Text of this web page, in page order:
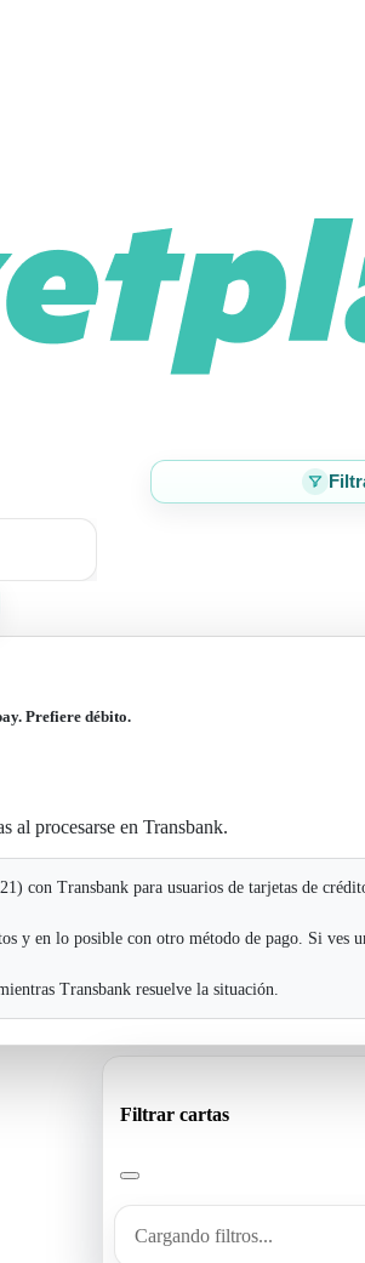
Prefiere débito.
al procesarse en Transbank.
con Transbank para usuarios de tarjetas de
y en lo posible con otro método de pago. Si
Transbank resuelve la situación.
Filtrar cartas
Cargando filtros...